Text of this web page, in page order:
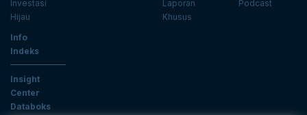
Investasi
Hijau
Laporan
Khusus
Podcast
Info
Indeks
Insight
Center
Databoks